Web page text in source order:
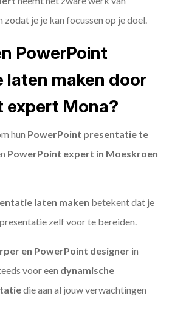
zodat je je kan focussen op je doel.
PowerPoint
laten maken door
expert Mona?
hun PowerPoint presentatie te
PowerPoint expert in Moeskroen
laten maken betekent dat je
zelf voor te bereiden.
en PowerPoint designer in
voor een dynamische
die aan al jouw verwachtingen